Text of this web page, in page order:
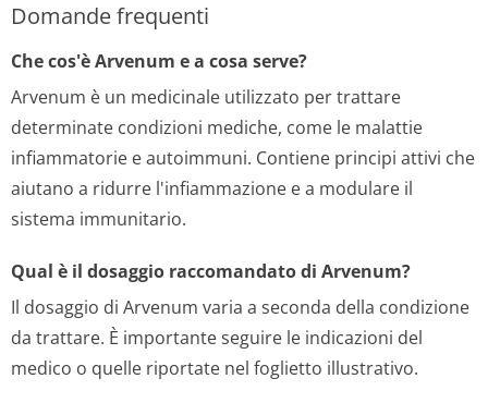
Domande frequenti
Che cos'è Arvenum e a cosa serve?
Arvenum è un medicinale utilizzato per trattare
determinate condizioni mediche, come le malattie
infiammatorie e autoimmuni. Contiene principi attivi che
aiutano a ridurre l'infiammazione e a modulare il
sistema immunitario.
Qual è il dosaggio raccomandato di Arvenum?
Il dosaggio di Arvenum varia a seconda della condizione
da trattare. È importante seguire le indicazioni del
medico o quelle riportate nel foglietto illustrativo.